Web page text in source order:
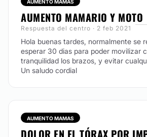
AUMENTO MAMAS
AUMENTO MAMARIO Y MOTO
Respuesta del centro · 2 feb 2021
Hola buenas tardes, normalmente se
esperar 30 dias para poder movilizar
tranquilidad los brazos, y evitar
Un saludo cordial
AUMENTO MAMAS
DOLOR EN EL TÓRAX POR